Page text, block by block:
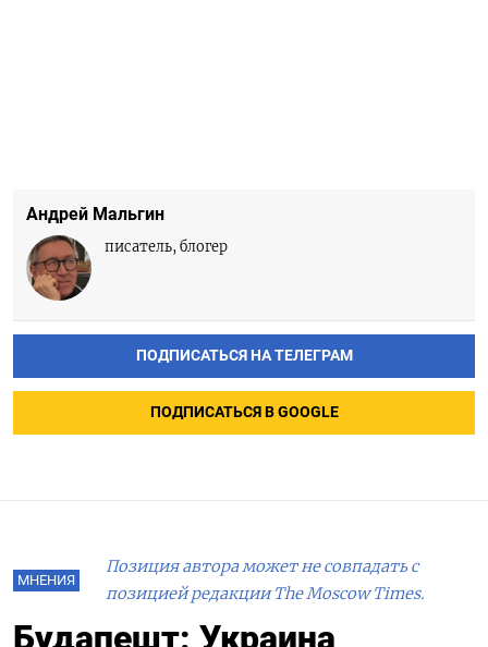
Андрей Мальгин
писатель, блогер
ПОДПИСАТЬСЯ НА ТЕЛЕГРАМ
ПОДПИСАТЬСЯ В GOOGLE
МНЕНИЯ
Позиция автора может не совпадать с
позицией редакции The Moscow Times.
Будапешт: Украина